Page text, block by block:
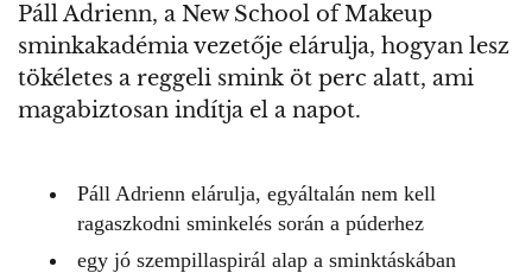
Páll Adrienn, a New School of Makeup
sminkakadémia vezetője elárulja, hogyan lesz
tökéletes a reggeli smink öt perc alatt, ami
magabiztosan indítja el a napot.
Páll Adrienn elárulja, egyáltalán nem kell
ragaszkodni sminkelés során a púderhez
egy jó szempillaspirál alap a sminktáskában